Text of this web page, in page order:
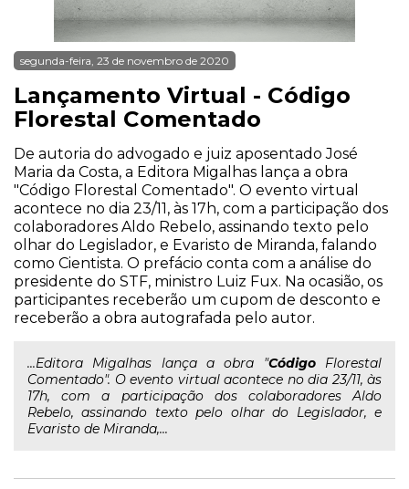
segunda-feira, 23 de novembro de 2020
Lançamento Virtual - Código
Florestal Comentado
De autoria do advogado e juiz aposentado José
Maria da Costa, a Editora Migalhas lança a obra
"Código Florestal Comentado". O evento virtual
acontece no dia 23/11, às 17h, com a participação dos
colaboradores Aldo Rebelo, assinando texto pelo
olhar do Legislador, e Evaristo de Miranda, falando
como Cientista. O prefácio conta com a análise do
presidente do STF, ministro Luiz Fux. Na ocasião, os
participantes receberão um cupom de desconto e
receberão a obra autografada pelo autor.
...Editora Migalhas lança a obra "CódigoFlorestal
Comentado". O evento virtual acontece no dia 23/11, às
17h, com a participação dos colaboradores Aldo
Rebelo, assinando texto pelo olhar do Legislador, e
Evaristo de Miranda,...